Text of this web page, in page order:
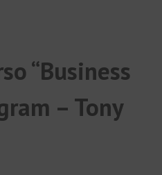
“Business
– Tony